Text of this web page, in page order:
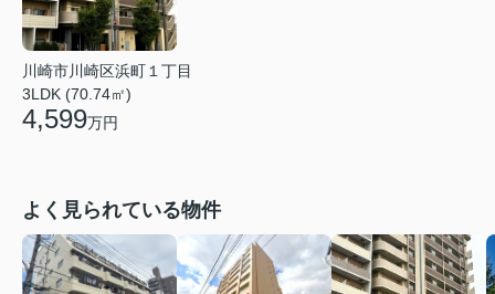
川崎市川崎区浜町１丁目
3LDK (70.74㎡)
4,599万円
よく見られている物件